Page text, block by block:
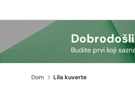
Budite prvi koji
Dom Lila kuverte